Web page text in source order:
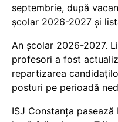
septembrie, după
școlar 2026-2027 și
An școlar 2026-2027.
profesori a fost
repartizarea
posturi pe perioadă
ISJ Constanța